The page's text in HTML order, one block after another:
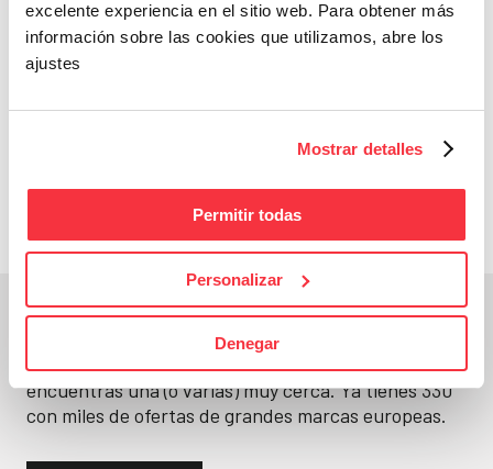
excelente experiencia en el sitio web. Para obtener más
información sobre las cookies que utilizamos, abre los
ajustes
Mostrar detalles
Permitir todas
Personalizar
Denegar
Adelántate a todos y
En un segundo, la encuentras.
No paramos de abrirtiendas. Seguro que
encuentras una (o varias) muy cerca. Ya tienes330
con miles de ofertas de grandes marcas europeas.